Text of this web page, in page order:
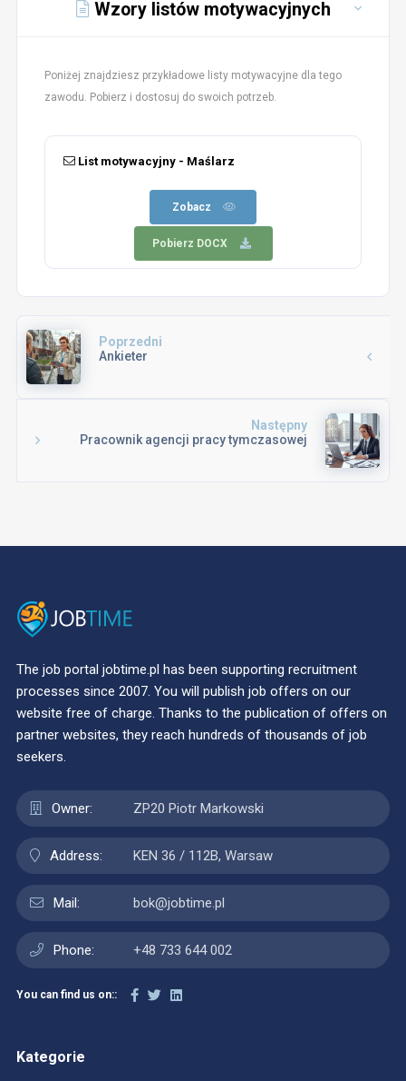
Wzory listów motywacyjnych
Poniżej znajdziesz przykładowe listy motywacyjne dla tego
zawodu. Pobierz i dostosuj do swoich potrzeb.
List motywacyjny - Maślarz
Zobacz
Pobierz DOCX
Poprzedni
Ankieter
Następny
Pracownik agencji pracy tymczasowej
The job portal jobtime.pl has been supporting recruitment
processes since 2007. You will publish job offers on our
website free of charge. Thanks to the publication of offers on
partner websites, they reach hundreds of thousands of job
seekers.
Owner: ZP20 Piotr Markowski
Address: KEN 36 / 112B, Warsaw
Mail: bok@jobtime.pl
Phone: +48 733 644 002
You can find us on::
Kategorie